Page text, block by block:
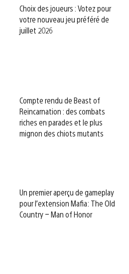
Choix des joueurs : Votez pour
votre nouveau jeu préféré de
juillet 2026
Compte rendu de Beast of
Reincarnation : des combats
riches en parades et le plus
mignon des chiots mutants
Un premier aperçu de gameplay
pour l’extension Mafia: The Old
Country – Man of Honor